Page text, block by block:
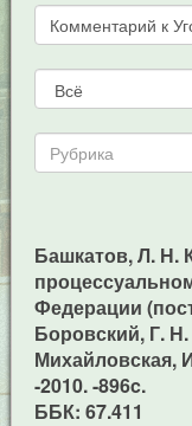
Башкатов, Л. Н.
Федерации
Боровский, Г.
Михайловская,
-2010. -896c.
ББК: 67.411